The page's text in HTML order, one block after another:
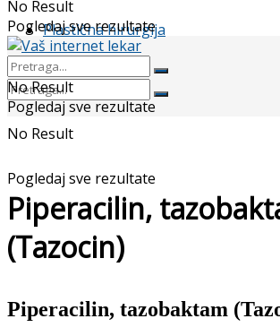
Plastična hirurgija
No Result
Pogledaj sve rezultate
No Result
Pogledaj sve rezultate
No Result
Pogledaj sve rezultate
Piperacilin,
(Tazocin)
Piperacilin, tazobaktam